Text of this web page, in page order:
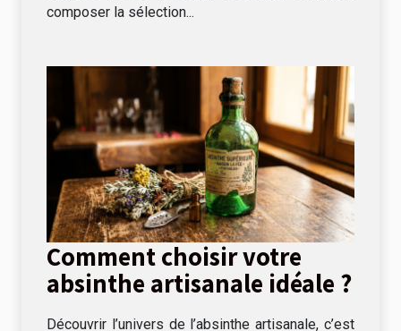
composer la sélection...
Comment choisir votre
absinthe artisanale idéale ?
Découvrir l’univers de l’absinthe artisanale, c’est